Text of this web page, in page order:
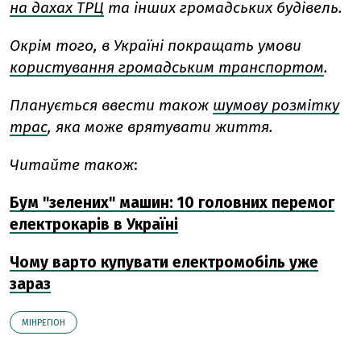
на дахах ТРЦ та інших громадських будівель.
Окрім того, в Україні покращать умови
користування громадським транспортом.
Планується ввести також шумову розмітку
трас, яка може врятувати життя.
Читайте також:
Бум "зелених" машин: 10 головних перемог
електрокарів в Україні
Чому варто купувати електромобіль уже
зараз
МІНРЕГІОН